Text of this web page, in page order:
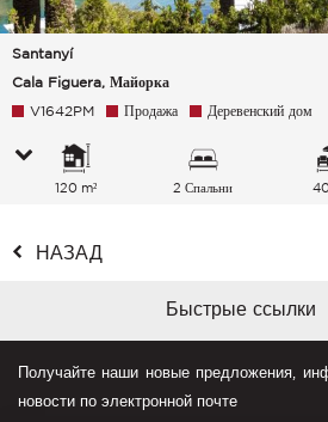
Santanyí
Cala Figuera, Майорка
V1642PM Продажа Деревенский дом
120 m² 2 Спальни
НАЗАД
Быстрые ссылки
Получайте наши новые предложения,
новости по электронной почте